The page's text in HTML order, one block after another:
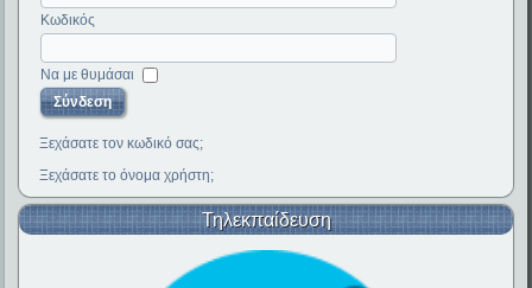
Κωδικός
Να με θυμάσαι
Ξεχάσατε τον κωδικό σας;
Ξεχάσατε το όνομα χρήστη;
Τηλεκπαίδευση